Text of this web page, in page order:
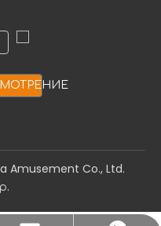
Amusement Co., Ltd.
.